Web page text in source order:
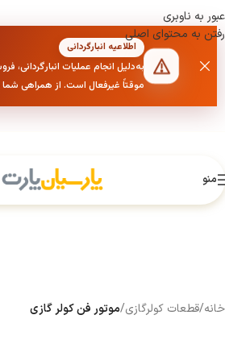
عبور به ناوبری
رفتن به محتوای اصلی
اطلاعیه انبارگردانی
به‌دلیل انجام عملیات انبارگردانی،
موقتاً غیرفعال است. از همراهی شما
منو
خانه/قطعات کولرگازی/موتور فن کولر گازی